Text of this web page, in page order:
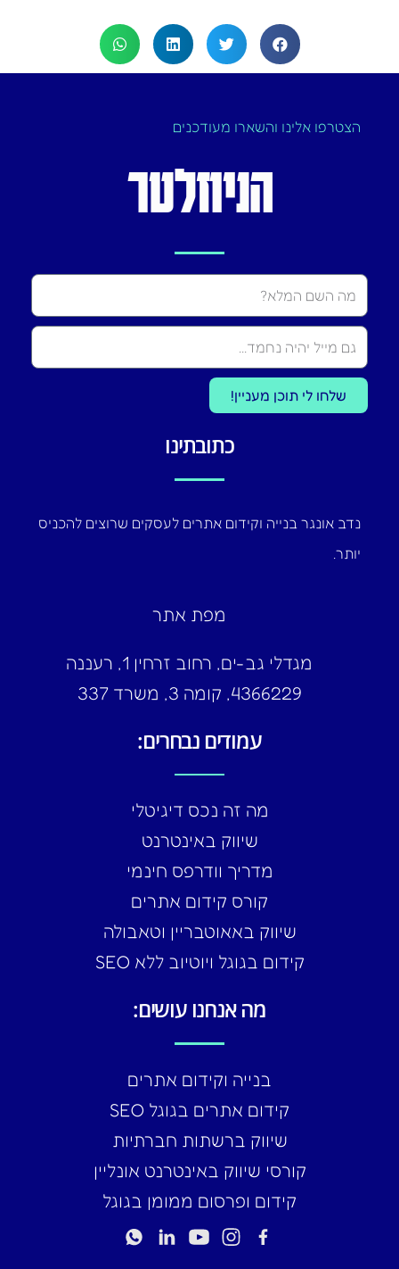
מה אנחנו עושים:
בנייה וקידום אתרים
קידום אתרים בגוגל SEO
שיווק ברשתות חברתיות
קורסי שיווק באינטרנט אונליין
קידום ופרסום ממומן בגוגל
עמודים נבחרים:
מה זה נכס דיגיטלי
שיווק באינטרנט
מדריך וודרפס חינמי
קורס קידום אתרים
שיווק באאוטבריין וטאבולה
קידום בגוגל ויוטיוב ללא SEO
כתובתינו
נדב אונגר בנייה וקידום אתרים לעסקים שרוצים להכניס
יותר.
מפת אתר
מגדלי גב-ים, רחוב זרחין 1, רעננה
4366229, קומה 3, משרד 337
הצטרפו אלינו והשארו מעודכנים
הניוזלטר
Name
שלחו לי תוכן מעניין!